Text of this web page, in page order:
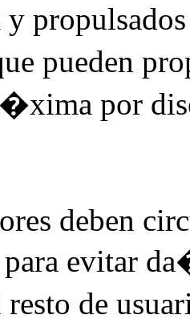
pueden
por
deben
evitar
de